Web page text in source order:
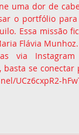
uma dor de
o portfólio
Essa missão
Flávia Munhoz.
via Instagram
basta se
UCz6cxpR2-